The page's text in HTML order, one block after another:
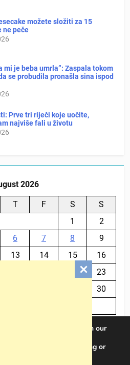
možete složiti za 15
ne peče
mi je beba umrla”: Zaspala tokom
se probudila pronašla sina ispod
Prve tri riječi koje uočite,
najviše fali u životu
2026
T F S
S
1
2
6 7 8
9
13 14 15
16
23
30
you the best experience on our
which cookies we are using or